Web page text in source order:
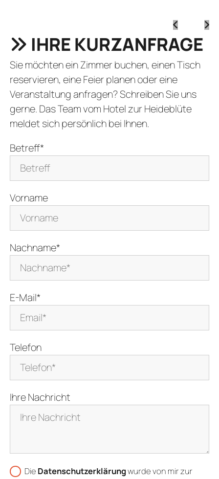
IHRE KURZANFRAGE
Sie möchten ein Zimmer buchen, einen Tisch
reservieren, eine Feier planen oder eine
Veranstaltung anfragen? Schreiben Sie uns
gerne. Das Team vom Hotel zur Heideblüte
meldet sich persönlich bei Ihnen.
Betreff*
Vorname
Nachname*
E-Mail*
Telefon
Ihre Nachricht
Die Datenschutzerklärungwurde von mir zur